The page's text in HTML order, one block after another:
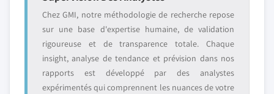
Chez GMI, notre méthodologie de recherche repose
sur une base d'expertise humaine, de validation
rigoureuse et de transparence totale. Chaque
insight, analyse de tendance et prévision dans nos
rapports est développé par des analystes
expérimentés qui comprennent les nuances de votre